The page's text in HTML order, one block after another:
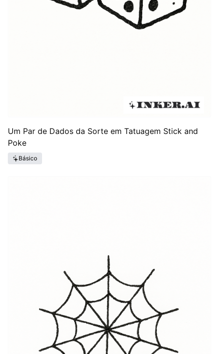
Um Par de Dados da Sorte em Tatuagem Stick and
Poke
Básico